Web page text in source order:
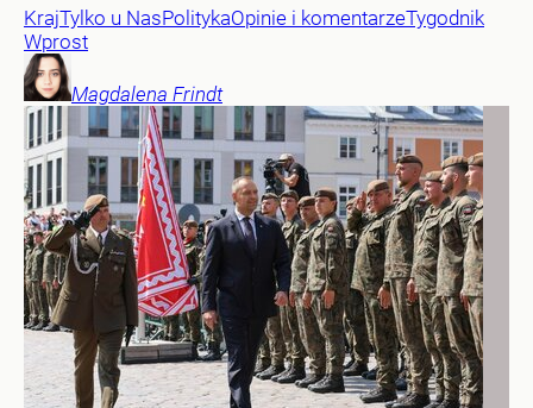
KrajTylko u NasPolitykaOpinie i komentarzeTygodnik
Wprost
Magdalena Frindt